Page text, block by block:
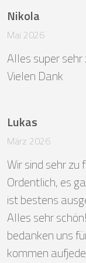
Nikola
Mai 2026
Alles super
Vielen Dank
Lukas
März 2026
Wir sind sehr
Ordentlich, es
ist bestens
Alles sehr
bedanken uns
kommen